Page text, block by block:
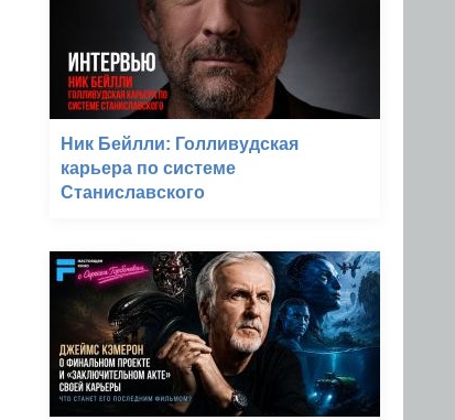
Ник Бейлли: Голливудская
карьера по системе
Станиславского